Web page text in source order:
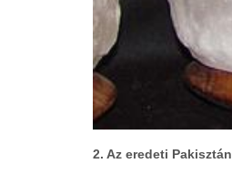
2. Az eredeti